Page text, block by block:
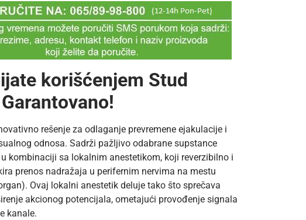
korišćenjem Stud
rešenje za odlaganje prevremene ejakulacije i
odnosa. Sadrži pažljivo odabrane supstance
kombinaciji sa lokalnim anestetikom, koji reverzibilno i
prenos nadražaja u perifernim nervima na mestu
Ovaj lokalni anestetik deluje tako što sprečava
akcionog potencijala, ometajući provođenje signala
kanale.